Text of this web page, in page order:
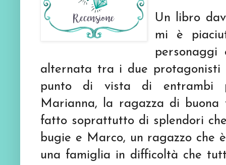
Un libro
mi è
personaggi
alternata tra i due protagonisti
punto di vista di entrambi
Marianna, la ragazza di
fatto soprattutto di splendori
bugie e Marco, un ragazzo che
una famiglia in difficoltà che